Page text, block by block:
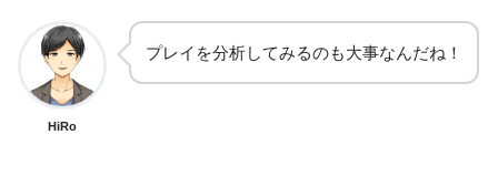
HiRo
プレイを分析してみるのも大事なんだね！